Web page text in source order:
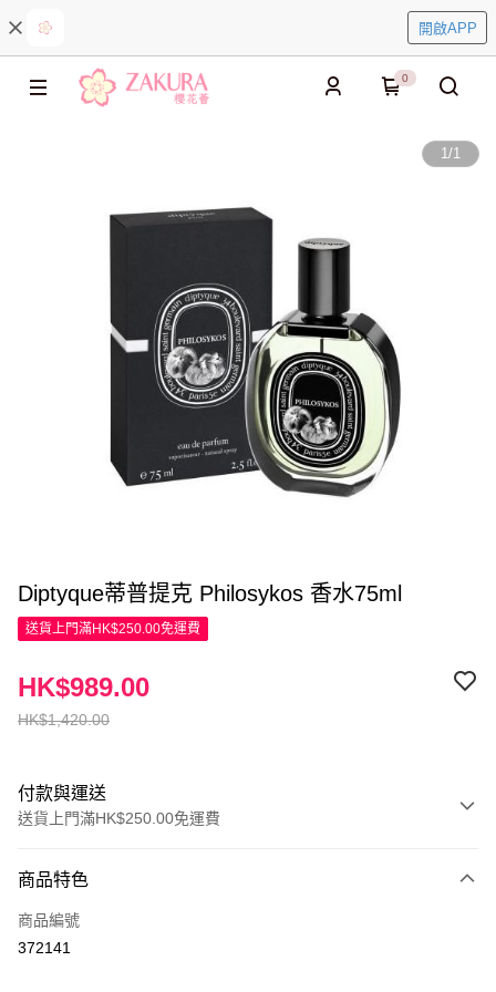
開啟APP
0
1/1
Diptyque蒂普提克 Philosykos 香水75ml
送貨上門滿HK$250.00免運費
HK$1,420.00
HK$989.00
付款與運送
送貨上門滿HK$250.00免運費
信用卡
Apple Pay
商品特色
商品編號
372141